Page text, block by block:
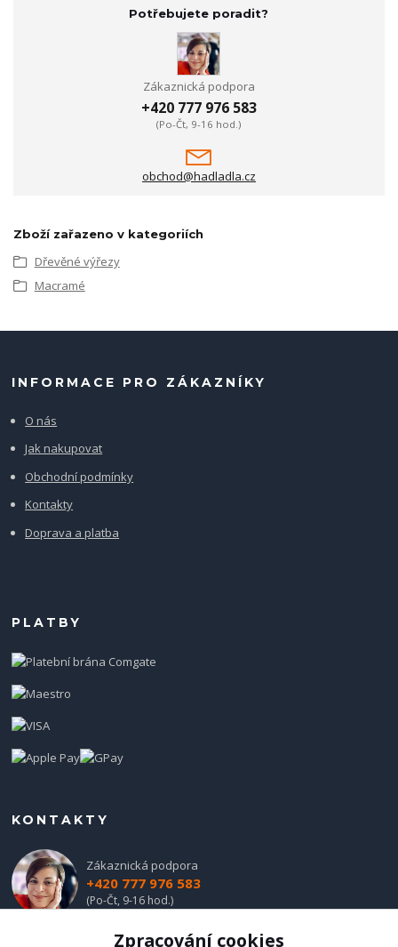
Potřebujete poradit?
Zákaznická podpora
+420 777 976 583
(Po-Čt, 9-16 hod.)
obchod@hadladla.cz
Zboží zařazeno v kategoriích
Dřevěné výřezy
Macramé
INFORMACE PRO ZÁKAZNÍKY
O nás
Jak nakupovat
Obchodní podmínky
Kontakty
Doprava a platba
PLATBY
KONTAKTY
Zákaznická podpora
+420 777 976 583
(Po-Čt, 9-16 hod.)
obchod@hadladla.cz
Zpracování cookies